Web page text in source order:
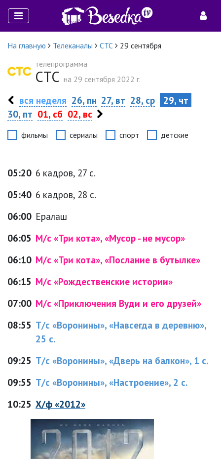
На главную Телеканалы СТС
29 сентября
телепрограмма
СТС на 29 сентября 2022 г.
вся неделя 26, пн 27, вт 28, ср
29, чт
30, пт 01, сб 02, вс
фильмы сериалы спорт детские
05:20 6 кадров, 27 с.
05:40 6 кадров, 28 с.
06:00 Ералаш
06:05 М/с «Три кота», «Мусор - не мусор»
06:10 М/с «Три кота», «Послание в бутылке»
06:15 М/с «Рождественские истории»
07:00 М/с «Приключения Вуди и его друзей»
08:55 Т/с «Воронины», «Навсегда в деревню»,
25 с.
09:25 Т/с «Воронины», «Дверь на балкон», 1 с.
09:55 Т/с «Воронины», «Настроение», 2 с.
10:25 Х/ф «2012»